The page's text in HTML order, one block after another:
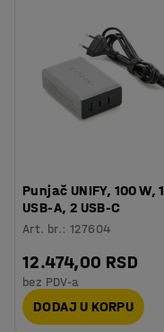
Punjač UNIFY, 100 W, 1
USB-A, 2 USB-C
Art. br.:127604
12.474,00 RSD
bez PDV-a
DODAJ U KORPU